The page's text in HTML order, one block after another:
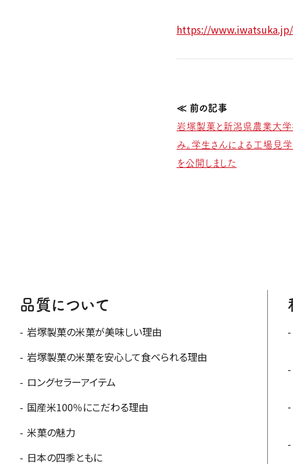
https://
岩塚製菓と新潟県農業大学
み。学生さんによる工場見
を公開しました
品質について
岩塚製菓の米菓が美味しい理由
岩塚製菓の米菓を安心して食べられる理由
ロングセラーアイテム
国産米100％にこだわる理由
米菓の魅力
日本の四季ともに